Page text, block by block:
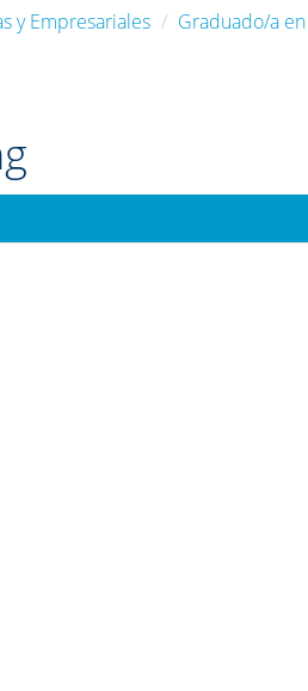
y Empresariales
Graduado/a